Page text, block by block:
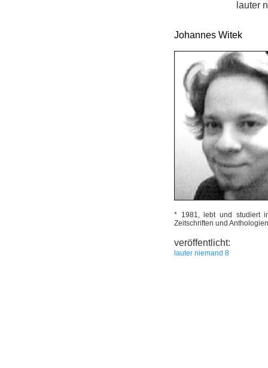
lauter
Johannes Witek
* 1981, lebt und studiert
Zeitschriften und
veröffentlicht:
lauter niemand 8